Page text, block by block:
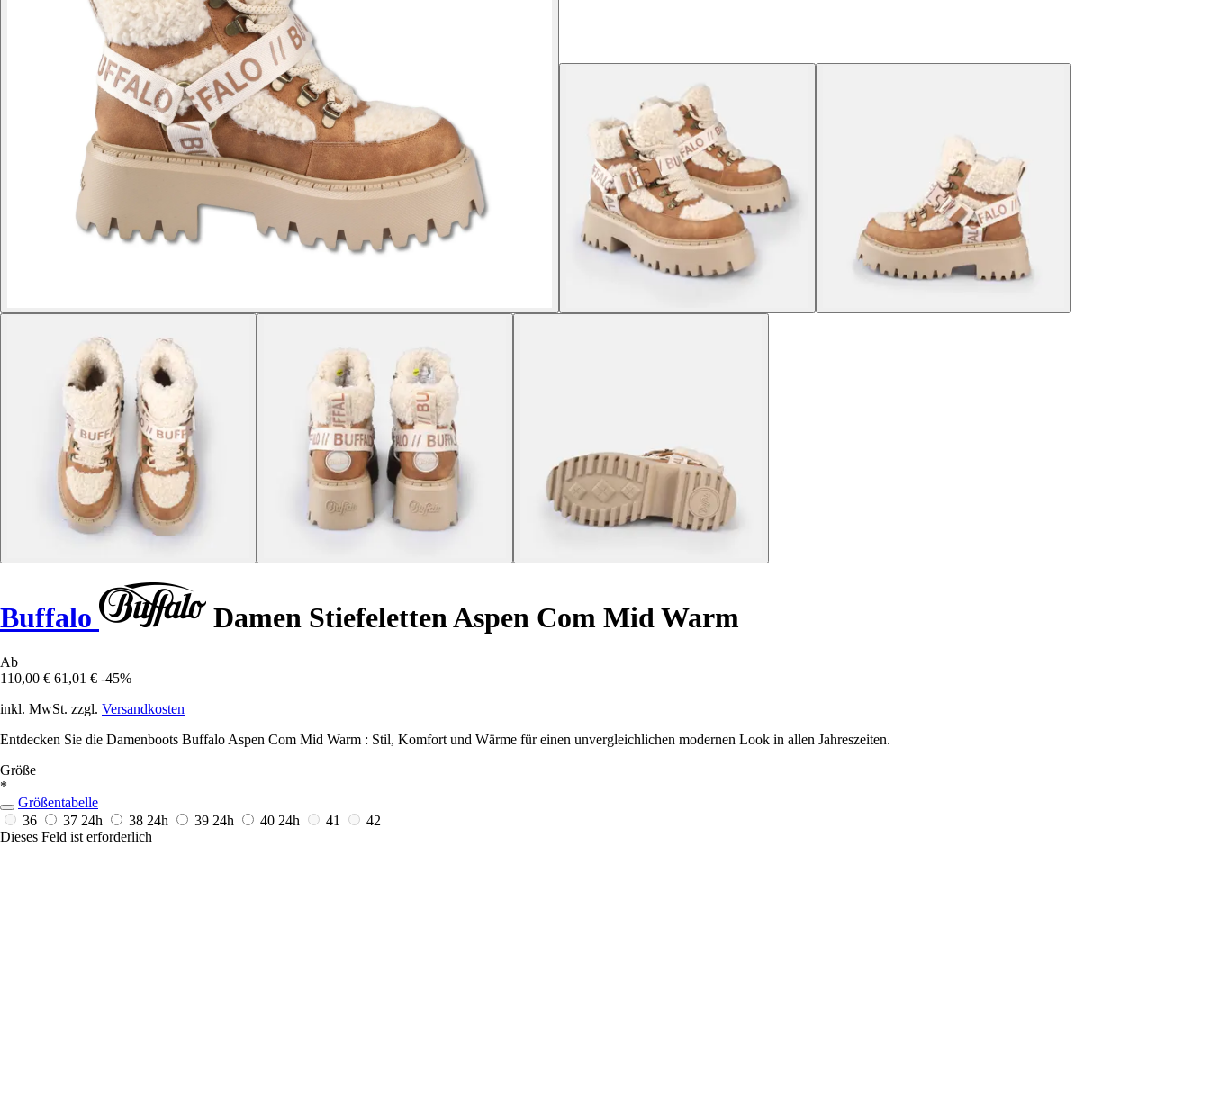
Buffalo Damen Stiefeletten Aspen Com Mid Warm
Ab
110,00 € 61,01 € -45%
inkl. MwSt. zzgl. Versandkosten
Entdecken Sie die Damenboots Buffalo Aspen Com Mid Warm : Stil, Komfort und Wärme für einen unvergleichlichen modernen Look in allen Jahreszeiten.
Größe
*
Größentabelle
36
37 24h 38 24h 39 24h 40 24h 41
42
Dieses Feld ist erforderlich